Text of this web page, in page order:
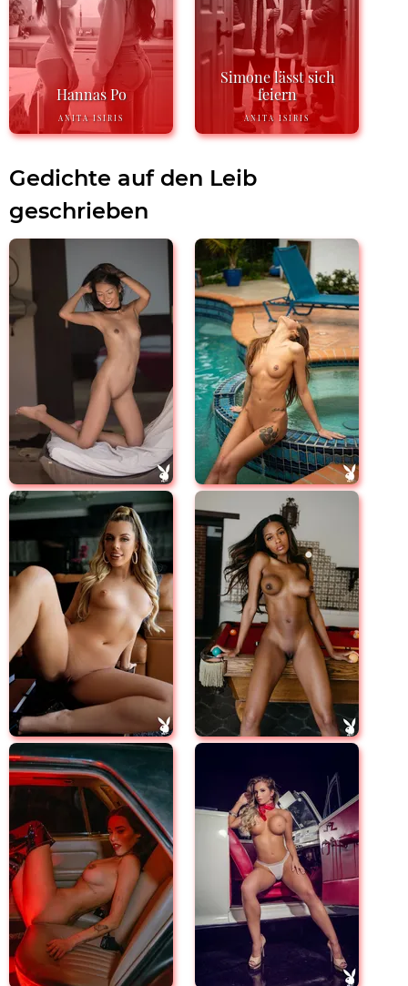
Hannas Po
ANITA ISIRIS
Simone lässt sich
feiern
ANITA ISIRIS
Gedichte auf den Leib
geschrieben